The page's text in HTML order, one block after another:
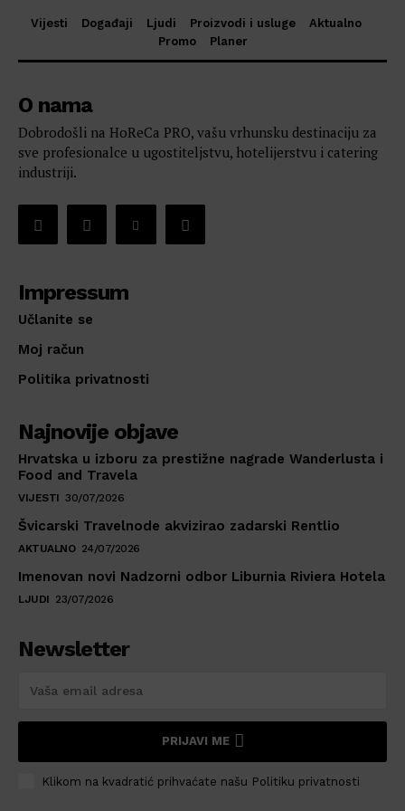
Vijesti Događaji Ljudi Proizvodi i usluge
Aktualno
Promo
Planer
O nama
Dobrodošli na HoReCa PRO, vašu vrhunsku destinaciju za
sve profesionalce u ugostiteljstvu, hotelijerstvu i catering
industriji.
Impressum
Učlanite se
Moj račun
Politika privatnosti
Najnovije objave
Hrvatska u izboru za prestižne nagrade Wanderlusta i
Food and Travela
VIJESTI 30/07/2026
Švicarski Travelnode akvizirao zadarski Rentlio
AKTUALNO 24/07/2026
Imenovan novi Nadzorni odbor Liburnia Riviera Hotela
LJUDI 23/07/2026
Newsletter
PRIJAVI ME
Klikom na kvadratić prihvaćate našu Politiku privatnosti